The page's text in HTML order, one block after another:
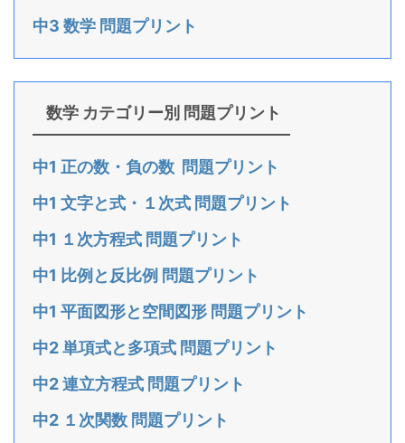
中3 数学 問題プリント
数学 カテゴリー別 問題プリント
中1 正の数・負の数 問題プリント
中1 文字と式・１次式 問題プリント
中1 １次方程式 問題プリント
中1 比例と反比例 問題プリント
中1 平面図形と空間図形 問題プリント
中2 単項式と多項式 問題プリント
中2 連立方程式 問題プリント
中2 １次関数 問題プリント